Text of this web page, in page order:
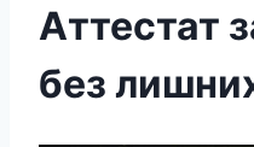
Аттестат
без